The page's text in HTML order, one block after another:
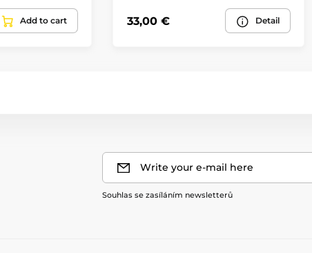
Add to cart 33,00 € Detail
Write your e-mail here
Souhlas se zasíláním newsletterů